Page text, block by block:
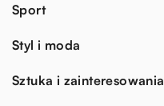
Sport
Styl i moda
Sztuka i zainteresowania